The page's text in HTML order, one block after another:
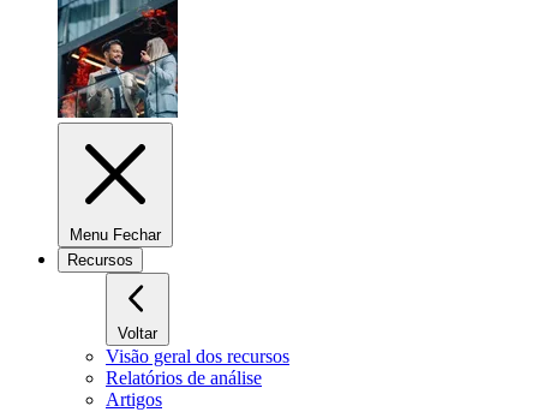
Menu Fechar
Recursos
Voltar
Visão geral dos recursos
Relatórios de análise
Artigos